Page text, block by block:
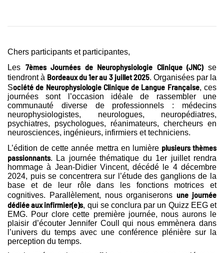
Chers participants et participantes,
Les 7èmes Journées de Neurophysiologie Clinique (JNC)se
tiendront à Bordeaux du 1er au 3 juillet 2025. Organisées par la
Société de Neurophysiologie Clinique de Langue Française, ces
journées sont l’occasion idéale de rassembler une
communauté diverse de professionnels : médecins
neurophysiologistes, neurologues, neuropédiatres,
psychiatres, psychologues, réanimateurs, chercheurs en
neurosciences, ingénieurs, infirmiers et techniciens.
L’édition de cette année mettra en lumière plusieurs thèmes
passionnants. La journée thématique du 1er juillet rendra
hommage à Jean-Didier Vincent, décédé le 4 décembre
2024, puis se concentrera sur l’étude des ganglions de la
base et de leur rôle dans les fonctions motrices et
cognitives. Parallèlement, nous organiseronsune journée
dédiée aux infirmier(e)s, qui se conclura par un Quizz EEG et
EMG. Pour clore cette première journée, nous aurons le
plaisir d’écouter Jennifer Coull qui nous emmènera dans
l’univers du temps avec une conférence plénière sur la
perception du temps.